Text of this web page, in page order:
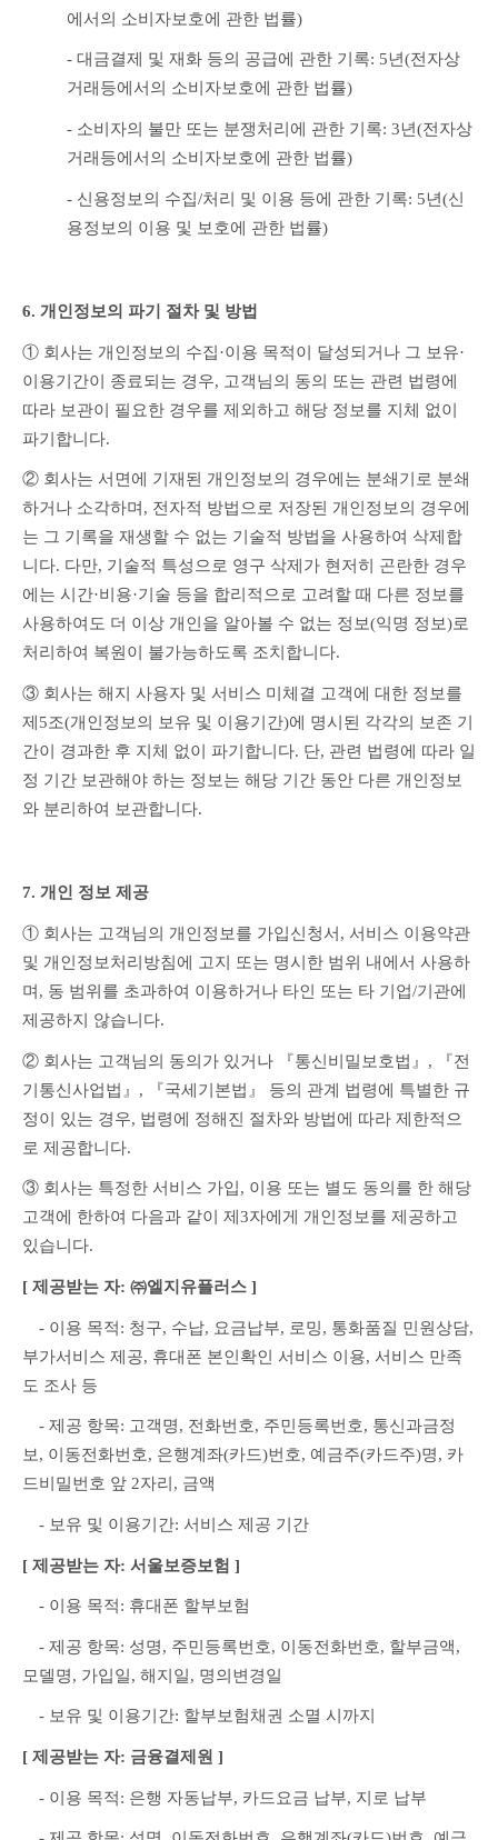
에서의 소비자보호에 관한 법률)
- 대금결제 및 재화 등의 공급에 관한 기록: 5년(전자상
거래등에서의 소비자보호에 관한 법률)
- 소비자의 불만 또는 분쟁처리에 관한 기록: 3년(전자상
거래등에서의 소비자보호에 관한 법률)
- 신용정보의 수집/처리 및 이용 등에 관한 기록: 5년(신
용정보의 이용 및 보호에 관한 법률)
6. 개인정보의 파기 절차 및 방법
① 회사는 개인정보의 수집·이용 목적이 달성되거나 그 보유·
이용기간이 종료되는 경우, 고객님의 동의 또는 관련 법령에
따라 보관이 필요한 경우를 제외하고 해당 정보를 지체 없이
파기합니다.
② 회사는 서면에 기재된 개인정보의 경우에는 분쇄기로 분쇄
하거나 소각하며, 전자적 방법으로 저장된 개인정보의 경우에
는 그 기록을 재생할 수 없는 기술적 방법을 사용하여 삭제합
니다. 다만, 기술적 특성으로 영구 삭제가 현저히 곤란한 경우
에는 시간·비용·기술 등을 합리적으로 고려할 때 다른 정보를
사용하여도 더 이상 개인을 알아볼 수 없는 정보(익명 정보)로
처리하여 복원이 불가능하도록 조치합니다.
③ 회사는 해지 사용자 및 서비스 미체결 고객에 대한 정보를
제5조(개인정보의 보유 및 이용기간)에 명시된 각각의 보존 기
간이 경과한 후 지체 없이 파기합니다. 단, 관련 법령에 따라 일
정 기간 보관해야 하는 정보는 해당 기간 동안 다른 개인정보
와 분리하여 보관합니다.
7. 개인 정보 제공
① 회사는 고객님의 개인정보를 가입신청서, 서비스 이용약관
및 개인정보처리방침에 고지 또는 명시한 범위 내에서 사용하
며, 동 범위를 초과하여 이용하거나 타인 또는 타 기업/기관에
제공하지 않습니다.
② 회사는 고객님의 동의가 있거나 『통신비밀보호법』, 『전
기통신사업법』, 『국세기본법』 등의 관계 법령에 특별한 규
정이 있는 경우, 법령에 정해진 절차와 방법에 따라 제한적으
로 제공합니다.
③ 회사는 특정한 서비스 가입, 이용 또는 별도 동의를 한 해당
고객에 한하여 다음과 같이 제3자에게 개인정보를 제공하고
있습니다.
[ 제공받는 자: ㈜엘지유플러스 ]
- 이용 목적: 청구, 수납, 요금납부, 로밍, 통화품질 민원상담,
부가서비스 제공, 휴대폰 본인확인 서비스 이용, 서비스 만족
도 조사 등
- 제공 항목: 고객명, 전화번호, 주민등록번호, 통신과금정
보, 이동전화번호, 은행계좌(카드)번호, 예금주(카드주)명, 카
드비밀번호 앞 2자리, 금액
- 보유 및 이용기간: 서비스 제공 기간
[ 제공받는 자: 서울보증보험 ]
- 이용 목적: 휴대폰 할부보험
- 제공 항목: 성명, 주민등록번호, 이동전화번호, 할부금액,
모델명, 가입일, 해지일, 명의변경일
- 보유 및 이용기간: 할부보험채권 소멸 시까지
[ 제공받는 자: 금융결제원 ]
- 이용 목적: 은행 자동납부, 카드요금 납부, 지로 납부